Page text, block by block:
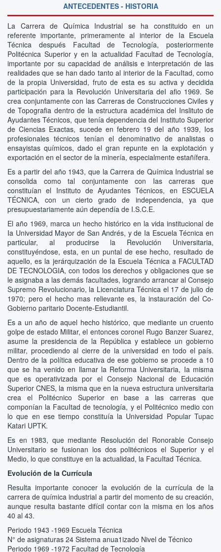
ANTECEDENTES - HISTORIA
La Carrera de Química Industrial se ha constituido en un
referente importante, primeramente al interior de Ia Escuela
Técnica después Facultad de Tecnología, posteriormente
Politécnica Superior y en la actualidad Facultad de Tecnología,
importante por su capacidad de análisis e interpretación de las
realidades que se han dado tanto al interior de la FacuItad, como
de la propia Universidad, fruto de esta es su activa y decidida
participación para la Revolución Universitaria deI afio 1969. Se
crea conjuntamente con las Carreras de Construcciones Civiles y
de Topografia dentro de la estructura académica del Inslituto de
Ayudantes Técnicos, que tenía dependencia del Instituto Superior
de Ciencias Exactas, sucede en febrero 19 del año 1939, Ios
profesionales técnicos tenían el denominativo de analistas o
ensayistas químicos, dado el gran repunte en la explotación y
exportación en el sector de la minería, especialmente estañífera.
Es a partir del año 1943, que la Carrera de Química Industrial se
consolida como tal conjuntamente con Ias carreras que
constituían el Instituto de Ayudantes Técnicos, en ESCUELA
TÉCNICA, con un cierto grado de independencia, ya que
presupuestariamente aún dependía de I.S.C.E.
El año 1969, marca un hecho histórico en la vida institucional de
Ia Universidad Mayor de San Andrés, y de Ia Escuela Técnica en
particular, al producirse la Revolución Universitaria,
constituyéndose, esta, en un puntal de ese hecho, resultado de
aquello, es la jerárquización de Ia Escuela Técnica a FACULTAD
DE TECNOLOGIA, con todos los derechos y obligaciones que se
le asignaba a las demás facuItades, logrando arrancar al Consejo
Supremo Revolucionario, la Licenciatura Técnica el 17 de julio de
1970; pero el hecho mas relievante es, la instauración del Co-
Gobierno paritario Docente-Estudiantil.
Es a un año de aquel hecho histórico, que mediante un cruento
golpe de estado Militar, el entonces coronel Rugo Banzer Suarez,
asume la presidencia de la República y establece un gobierno
militar, procediendo al cierre de la universidad en todo el país.
Dentro de la política educativa de ese gobiemo se procede a 10
que se ha venido en llamar la Reforma Universitaria, Ia misma
que es operativizada por el Consejo Nacional de Educación
Superior CNES, la misma que en la nueva estructura universitaria
crea el Politécnico Superior en base a las carreras que
componían la FacuItad de tecnología, y el Politécnico medio con
lo que en ese tiempo constituía la Universidad Popular Tupac
Katari UPTK.
Es en 1983, que mediante Resolución del Ronorable Consejo
Universitario se fusionan los dos politécnicos el Superior y el
Medio, lo que constituye en la actualidad, la FacuItad Técnica.
Evolución de la Currícula
Resulta importante conocer la evolución de la currícula de la
carrera de química industrial a partir del momento de su creación,
aunque resulta bastante difícil contar con la misma en los años
40 al 43.
Periodo 1943 -1969 Escuela Técnica
N° de asignaturas 24 Sistema anua1izado Nivel de Técnico
Periodo 1969 -1972 Facultad de Tecnología